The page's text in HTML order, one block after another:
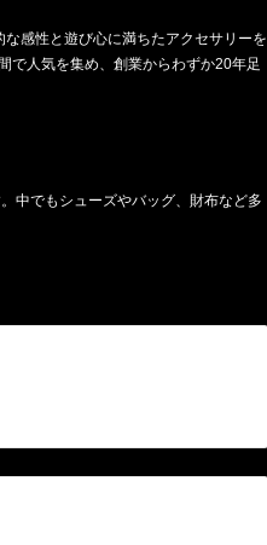
感性と遊び心に満ちたアクセサリーを
で人気を集め、創業からわずか20年足
中でもシューズやバッグ、財布など多